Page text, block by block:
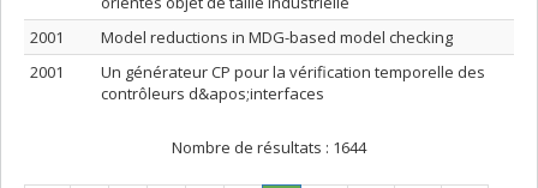
2001
Model reductions in MDG-based model checking
2001
Un générateur CP pour la vérification temporelle des
contrôleurs d&apos;interfaces
Nombre de résultats : 1644